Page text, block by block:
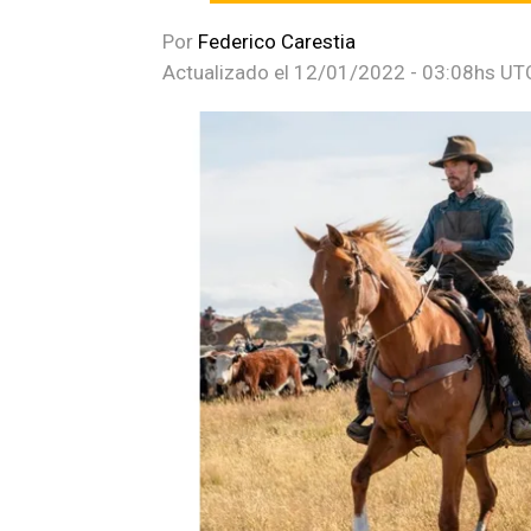
Por Federico Carestia
Actualizado el 12/01/2022 - 03:08hs